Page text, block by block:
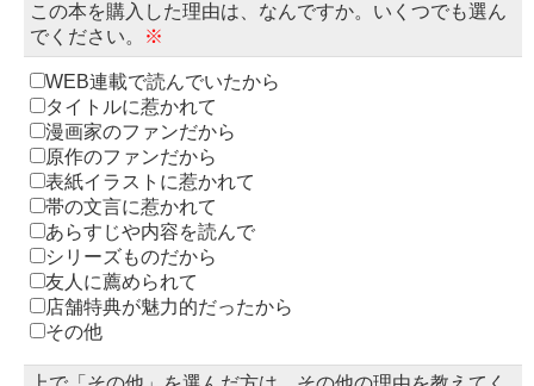
この本を購入した理由は、なんですか。いくつでも選ん
でください。
※
WEB連載で読んでいたから
タイトルに惹かれて
漫画家のファンだから
原作のファンだから
表紙イラストに惹かれて
帯の文言に惹かれて
あらすじや内容を読んで
シリーズものだから
友人に薦められて
店舗特典が魅力的だったから
その他